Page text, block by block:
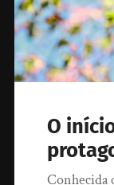
O
Conhecida